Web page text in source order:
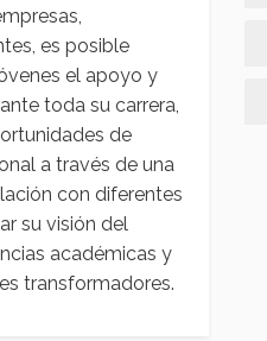
es posible
el apoyo y
toda su carrera,
de
a través de una
con diferentes
su visión del
académicas y
transformadores.